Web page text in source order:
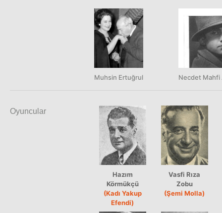
Muhsin Ertuğrul Necdet Mahfi
Oyuncular
Hazım
Körmükçü
(Kadı Yakup
Efendi)
Vasfi Rıza
Zobu
(Şemi Molla)